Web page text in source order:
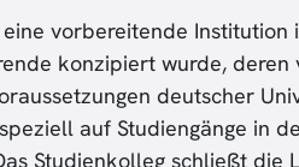
eine vorbereitende
konzipiert wurde,
deutscher
auf Studiengänge in
Studienkolleg schließt die